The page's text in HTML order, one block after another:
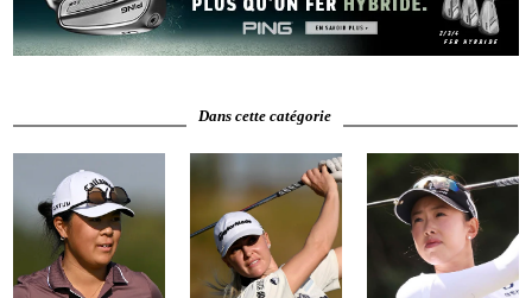
Dans cette catégorie